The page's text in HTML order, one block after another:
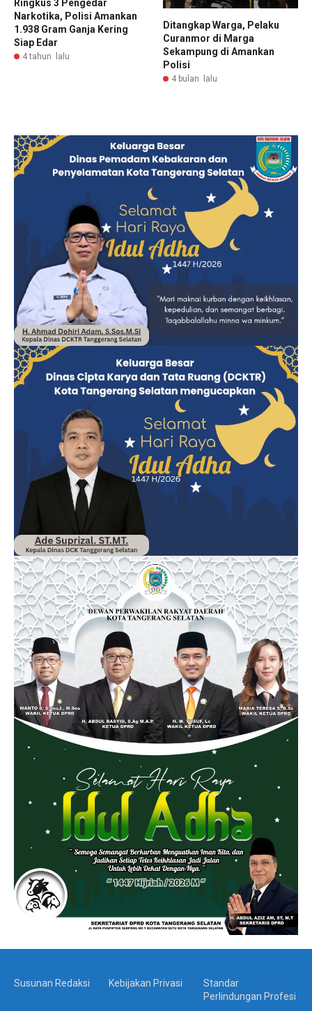
Ringkus 3 Pengedar
Narkotika, Polisi Amankan
1.938 Gram Ganja Kering
Siap Edar
4 tahun lalu
Ditangkap Warga, Pelaku
Curanmor di Marga
Sekampung di Amankan
Polisi
4 bulan lalu
Susunan Redaksi Kebijakan Privasi
Standar
Perlindungan Profesi